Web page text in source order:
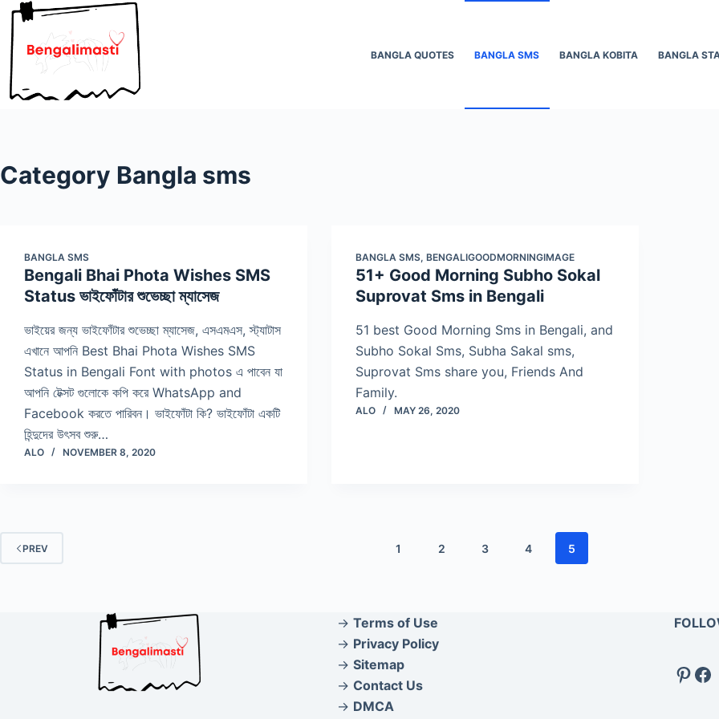
Skip
to
content
BANGLA QUOTES BANGLA SMS BANGLA KOBITA BANGLA
Category Bangla sms
BANGLA SMS
Bengali Bhai Phota Wishes SMS
Status ভাইফোঁটার শুভেচ্ছা ম্যাসেজ
ভাইয়ের জন্য ভাইফোঁটার শুভেচ্ছা ম্যাসেজ, এসএমএস, স্ট্যাটাস
এখানে আপনি Best Bhai Phota Wishes SMS
Status in Bengali Font with photos এ পাবেন যা
আপনি টেক্সট গুলোকে কপি করে WhatsApp and
Facebook করতে পারিবন। ভাইফোঁটা কি? ভাইফোঁটা একটি
হিন্দুদের উৎসব শুরু…
ALO NOVEMBER 8, 2020
BANGLA SMS,BENGALIGOODMORNINGIMAGE
51+ Good Morning Subho Sokal
Suprovat Sms in Bengali
51 best Good Morning Sms in Bengali, and
Subho Sokal Sms, Subha Sakal sms,
Suprovat Sms share you, Friends And
Family.
ALO MAY 26, 2020
PREV 1 2 3 4 5
→ Terms of Use
→ Privacy Policy
→ Sitemap
→ Contact Us
→ DMCA